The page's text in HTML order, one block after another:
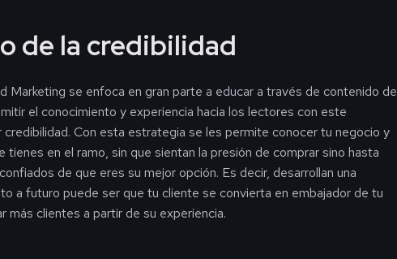
de la credibilidad
Marketing se enfoca en gran parte a educar a través de contenido de
el conocimiento y experiencia hacia los lectores con este
credibilidad. Con esta estrategia se les permite conocer tu negocio y
tienes en el ramo, sin que sientan la presión de comprar sino hasta
de que eres su mejor opción. Es decir, desarrollan una
a futuro puede ser que tu cliente se convierta en embajador de tu
más clientes a partir de su experiencia.